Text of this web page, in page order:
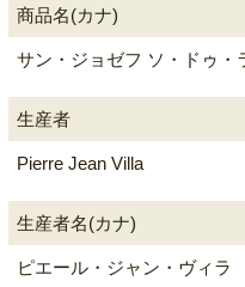
商品名(カナ)
サン・ジョゼフ ソ・ドゥ・
生産者
Pierre Jean Villa
生産者名(カナ)
ピエール・ジャン・ヴィラ